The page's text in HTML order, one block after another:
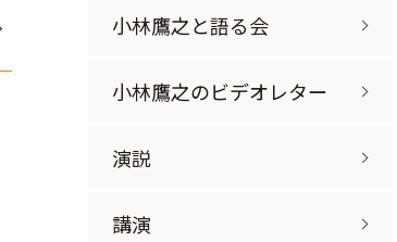
小林鷹之と語る会
小林鷹之のビデオレター
演説
講演